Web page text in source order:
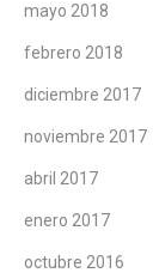
mayo 2018
febrero 2018
diciembre 2017
noviembre 2017
abril 2017
enero 2017
octubre 2016